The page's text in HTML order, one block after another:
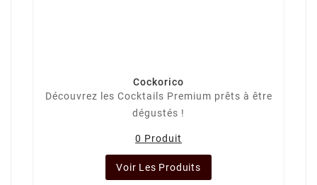
Cockorico
Découvrez les Cocktails Premium prêts à être
dégustés !
0 Produit
Voir Les Produits